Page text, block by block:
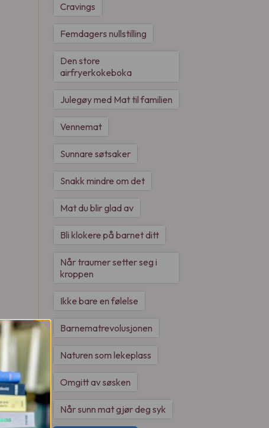
Cravings
Femdagers nullstilling
Den store
airfryerkokeboka
Julegøy med Mat til familien
Vennemat
Sunnare søtsaker
Snakk mindre om det
Mat du blir glad av
Bli klokere på barnet ditt
Når traumer setter seg i
kroppen
Ikke bare en følelse
Barnematrevolusjonen
Naturen som lekeplass
Omgitt av søsken
Når sunn mat gjør deg syk